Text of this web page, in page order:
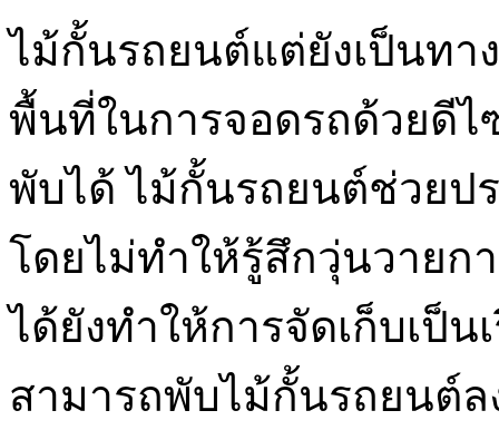
ไม้กั้นรถยนต์แต่ยังเป็นทา
พื้นที่ในการจอดรถด้วยดี
พับได้ ไม้กั้นรถยนต์ช่วย
โดยไม่ทำให้รู้สึกวุ่นวาย
ได้ยังทำให้การจัดเก็บเป็
สามารถพับไม้กั้นรถยนต์ล